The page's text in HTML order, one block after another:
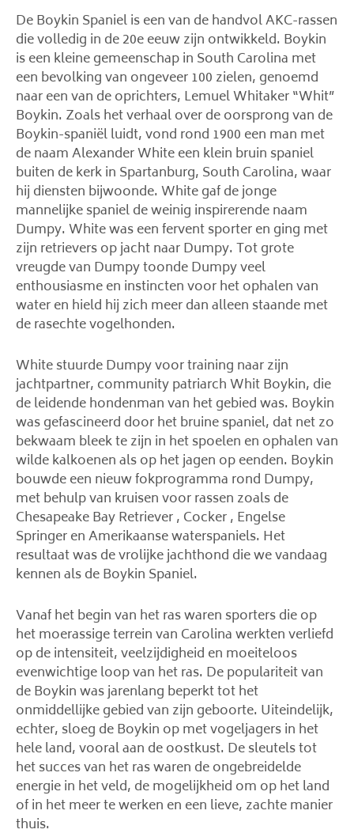
De Boykin Spaniel is een van de handvol AKC-rassen
die volledig in de 20e eeuw zijn ontwikkeld. Boykin
is een kleine gemeenschap in South Carolina met
een bevolking van ongeveer 100 zielen, genoemd
naar een van de oprichters, Lemuel Whitaker “Whit”
Boykin. Zoals het verhaal over de oorsprong van de
Boykin-spaniël luidt, vond rond 1900 een man met
de naam Alexander White een klein bruin spaniel
buiten de kerk in Spartanburg, South Carolina, waar
hij diensten bijwoonde. White gaf de jonge
mannelijke spaniel de weinig inspirerende naam
Dumpy. White was een fervent sporter en ging met
zijn retrievers op jacht naar Dumpy. Tot grote
vreugde van Dumpy toonde Dumpy veel
enthousiasme en instincten voor het ophalen van
water en hield hij zich meer dan alleen staande met
de rasechte vogelhonden.
White stuurde Dumpy voor training naar zijn
jachtpartner, community patriarch Whit Boykin, die
de leidende hondenman van het gebied was. Boykin
was gefascineerd door het bruine spaniel, dat net zo
bekwaam bleek te zijn in het spoelen en ophalen van
wilde kalkoenen als op het jagen op eenden. Boykin
bouwde een nieuw fokprogramma rond Dumpy,
met behulp van kruisen voor rassen zoals de
Chesapeake Bay Retriever , Cocker , Engelse
Springer en Amerikaanse waterspaniels. Het
resultaat was de vrolijke jachthond die we vandaag
kennen als de Boykin Spaniel.
Vanaf het begin van het ras waren sporters die op
het moerassige terrein van Carolina werkten verliefd
op de intensiteit, veelzijdigheid en moeiteloos
evenwichtige loop van het ras. De populariteit van
de Boykin was jarenlang beperkt tot het
onmiddellijke gebied van zijn geboorte. Uiteindelijk,
echter, sloeg de Boykin op met vogeljagers in het
hele land, vooral aan de oostkust. De sleutels tot
het succes van het ras waren de ongebreidelde
energie in het veld, de mogelijkheid om op het land
of in het meer te werken en een lieve, zachte manier
thuis.